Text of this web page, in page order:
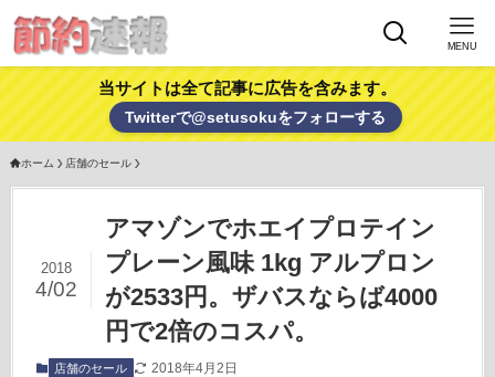
MENU
当サイトは全て記事に広告を含みます。
Twitterで@setusokuをフォローする
ホーム 店舗のセール
アマゾンでホエイプロテイン
プレーン風味 1kg アルプロン
が2533円。ザバスならば4000
円で2倍のコスパ。
2018
4/02
店舗のセール 2018年4月2日